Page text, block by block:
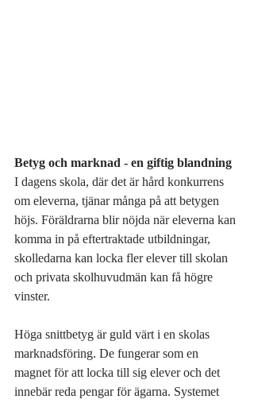
Betyg och marknad - en giftig blandning
I dagens skola, där det är hård konkurrens
om eleverna, tjänar många på att betygen
höjs. Föräldrarna blir nöjda när eleverna kan
komma in på eftertraktade utbildningar,
skolledarna kan locka fler elever till skolan
och privata skolhuvudmän kan få högre
vinster.
Höga snittbetyg är guld värt i en skolas
marknadsföring. De fungerar som en
magnet för att locka till sig elever och det
innebär reda pengar för ägarna. Systemet